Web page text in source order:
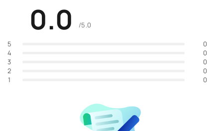
0.0 /5.0
5
0
4
0
3
0
2
0
1
0